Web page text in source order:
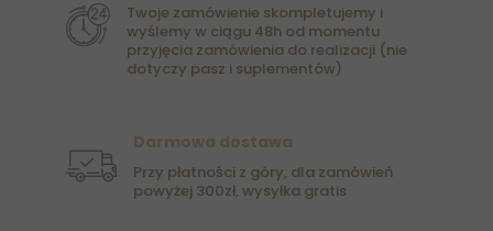
Twoje zamówienie skompletujemy i
wyślemy w ciągu 48h od momentu
przyjęcia zamówienia do realizacji (nie
dotyczy pasz i suplementów)
Darmowa dostawa
Przy płatności z góry, dla zamówień
powyżej 300zł, wysyłka gratis